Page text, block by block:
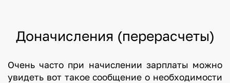
Доначисления (перерасчеты)
Очень часто при начислении зарплаты можно
увидеть вот такое сообщение о необходимости